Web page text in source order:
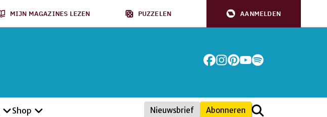
MIJN MAGAZINES LEZEN PUZZELEN AANMELDEN
Shop Nieuwsbrief Abonneren